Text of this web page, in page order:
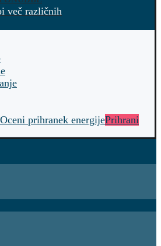
več različnih
prihranek energijePrihrani